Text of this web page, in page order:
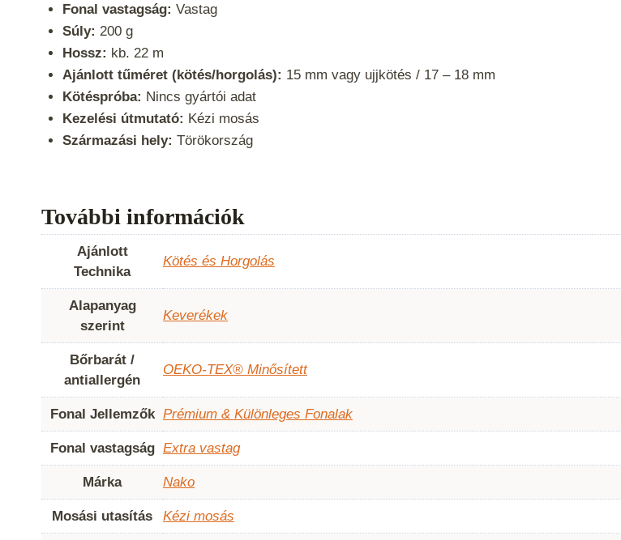
Fonal vastagság: Vastag
Súly: 200 g
Hossz: kb. 22 m
Ajánlott tűméret (kötés/horgolás): 15 mm vagy ujjkötés / 17 – 18 mm
Kötéspróba: Nincs gyártói adat
Kezelési útmutató: Kézi mosás
Származási hely: Törökország
További információk
Ajánlott
Technika
Kötés és Horgolás
Alapanyag
szerint
Keverékek
Bőrbarát /
antiallergén
OEKO-TEX® Minősített
Fonal Jellemzők Prémium & Különleges Fonalak
Fonal vastagság Extra vastag
Márka Nako
Mosási utasítás Kézi mosás